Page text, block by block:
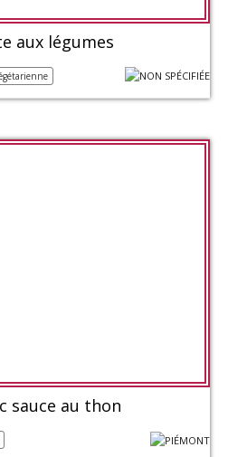
aux légumes
sauce au thon